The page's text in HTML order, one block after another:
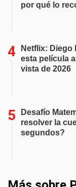
por qué lo
Netflix: Diego
esta película
vista de 2026
Desafío
resolver la
segundos?